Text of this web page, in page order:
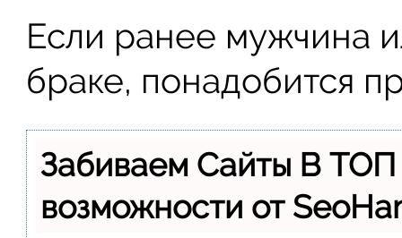
Если ранее мужчина
браке, понадобится
Забиваем Сайты В
возможности от